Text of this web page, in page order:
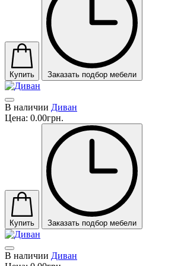
Купить Заказать подбор мебели
В наличии Диван
Цена: 0.00грн.
Купить Заказать подбор мебели
В наличии Диван